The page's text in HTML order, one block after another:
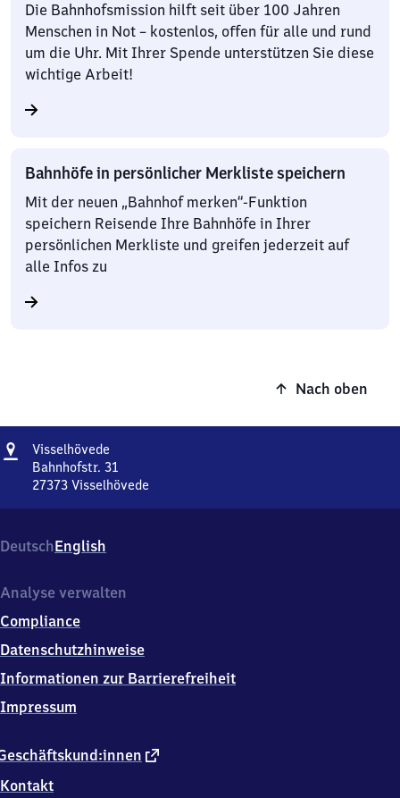
Die Bahnhofsmission hilft seit über 100 Jahren
Menschen in Not – kostenlos, offen für alle und rund
um die Uhr. Mit Ihrer Spende unterstützen Sie diese
wichtige Arbeit!
Bahnhöfe in persönlicher Merkliste speichern
Mit der neuen „Bahnhof merken“-Funktion
speichern Reisende Ihre Bahnhöfe in Ihrer
persönlichen Merkliste und greifen jederzeit auf
alle Infos zu
Nach oben
Adresse
Visselhövede
Bahnhofstr. 31
27373 Visselhövede
31,
2
3
3
Visselhövede
DeutschEnglish
externer
Kontakt
Analyse verwalten
Compliance
Datenschutzhinweise
Informationen zur Barrierefreiheit
Impressum